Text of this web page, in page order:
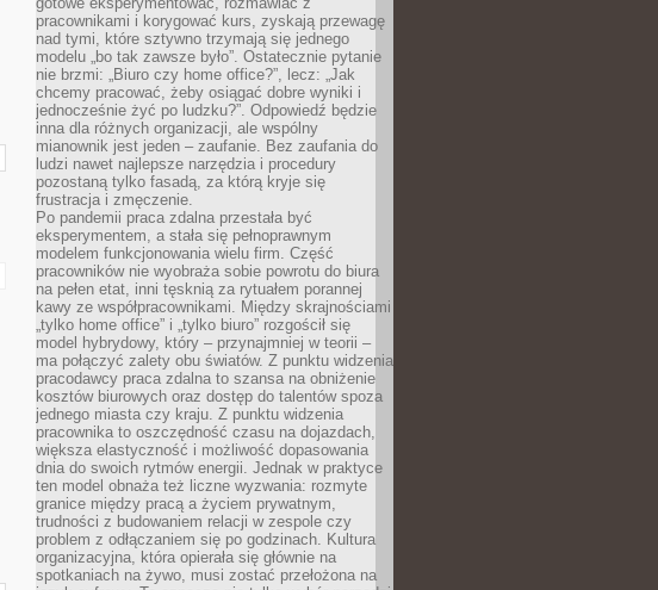
pracownikami i korygować kurs, zyskają przewagę
nad tymi, które sztywno trzymają się jednego
modelu „bo tak zawsze było”. Ostatecznie pytanie
nie brzmi: „Biuro czy home office?”, lecz: „Jak
chcemy pracować, żeby osiągać dobre wyniki i
jednocześnie żyć po ludzku?”. Odpowiedź będzie
inna dla różnych organizacji, ale wspólny
mianownik jest jeden – zaufanie. Bez zaufania do
ludzi nawet najlepsze narzędzia i procedury
pozostaną tylko fasadą, za którą kryje się
frustracja i zmęczenie.
Po pandemii praca zdalna przestała być
eksperymentem, a stała się pełnoprawnym
modelem funkcjonowania wielu firm. Część
pracowników nie wyobraża sobie powrotu do biura
na pełen etat, inni tęsknią za rytuałem porannej
kawy ze współpracownikami. Między skrajnościami
„tylko home office” i „tylko biuro” rozgościł się
model hybrydowy, który – przynajmniej w teorii –
ma połączyć zalety obu światów. Z punktu widzenia
pracodawcy praca zdalna to szansa na obniżenie
kosztów biurowych oraz dostęp do talentów spoza
jednego miasta czy kraju. Z punktu widzenia
pracownika to oszczędność czasu na dojazdach,
większa elastyczność i możliwość dopasowania
dnia do swoich rytmów energii. Jednak w praktyce
ten model obnaża też liczne wyzwania: rozmyte
granice między pracą a życiem prywatnym,
trudności z budowaniem relacji w zespole czy
problem z odłączaniem się po godzinach. Kultura
organizacyjna, która opierała się głównie na
spotkaniach na żywo, musi zostać przełożona na